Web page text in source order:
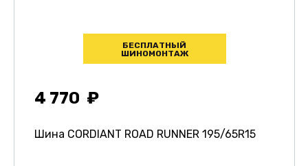
БЕСПЛАТНЫЙ
ШИНОМОНТАЖ
4 770
Шина CORDIANT ROAD RUNNER 195/65R15